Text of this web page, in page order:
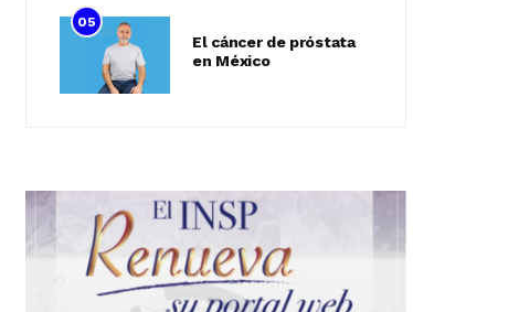
05
El cáncer de próstata
en México